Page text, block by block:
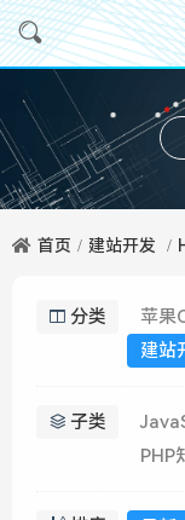
首页 建站开发
分类 苹果
建站
子类
PHP